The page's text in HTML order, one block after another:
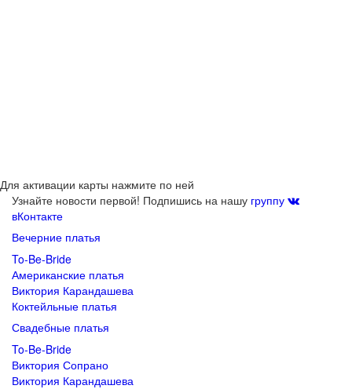
Для активации карты нажмите по ней
Узнайте новости первой! Подпишись на нашу группу
вКонтакте
Вечерние платья
To-Be-Bride
Американские платья
Виктория Карандашева
Коктейльные платья
Свадебные платья
To-Be-Bride
Виктория Сопрано
Виктория Карандашева